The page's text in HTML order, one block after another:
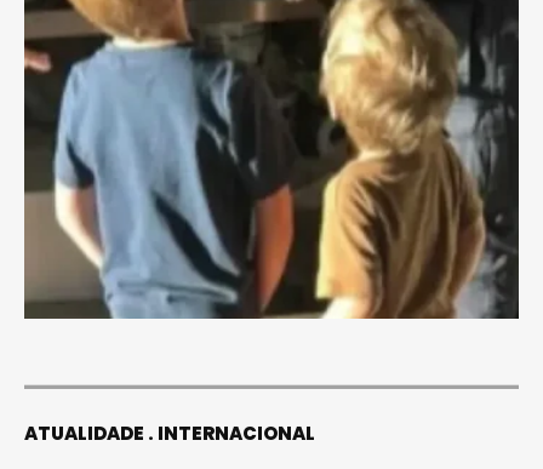
ATUALIDADE INTERNACIONAL